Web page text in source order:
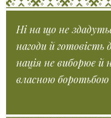
Ні на що не
нагоди й
нація не виборює й
власною боротьбою